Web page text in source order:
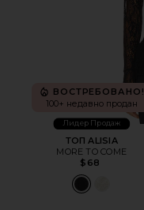
ВОСТРЕБОВАНО!
100+ недавно продан
Лидер Продаж
ТОП ALISIA
MORE TO COME
$68